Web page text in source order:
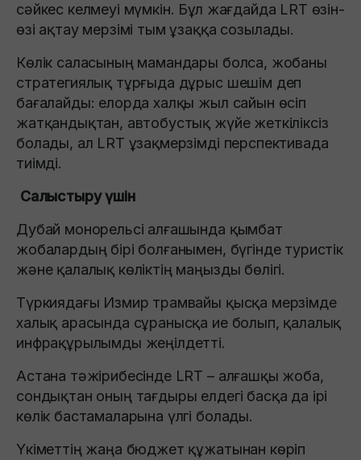
сәйкес келмеуі мүмкін. Бұл жағдайда LRT өзін-
өзі ақтау мерзімі тым ұзаққа созылады.
Көлік саласының мамандары болса, жобаны
стратегиялық тұрғыда дұрыс шешім деп
бағалайды: елорда халқы жыл сайын өсіп
жатқандықтан, автобустық жүйе жеткіліксіз
болады, ал LRT ұзақмерзімді перспективада
тиімді.
Салыстыру үшін
Дубай монорельсі алғашында қымбат
жобалардың бірі болғанымен, бүгінде туристік
және қалалық көліктің маңызды бөлігі.
Түркиядағы Измир трамвайы қысқа мерзімде
халық арасында сұранысқа ие болып, қалалық
инфрақұрылымды жеңілдетті.
Астана тәжірибесінде LRT – алғашқы жоба,
сондықтан оның тағдыры елдегі басқа да ірі
көлік бастамаларына үлгі болады.
Үкіметтің жаңа бюджет құжатынан көріп